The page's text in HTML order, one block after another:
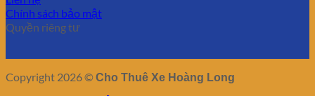
Chính sách bảo mật
Quyền riêng tư
Copyright 2026 ©Cho Thuê Xe Hoàng Long